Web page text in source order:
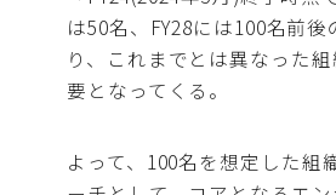
は50名、FY28には100名前
り、これまでとは異なった
要となってくる。
よって、100名を想定した組